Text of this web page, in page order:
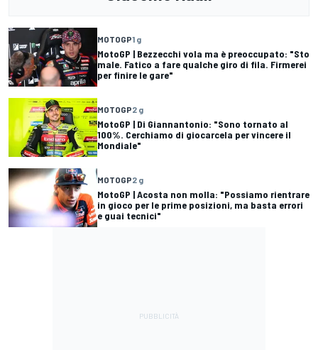
MOTOGP1 g
MotoGP | Bezzecchi vola ma è preoccupato: "Sto
male. Fatico a fare qualche giro di fila. Firmerei
per finire le gare"
MOTOGP2 g
MotoGP | Di Giannantonio: "Sono tornato al
100%. Cerchiamo di giocarcela per vincere il
Mondiale"
MOTOGP2 g
MotoGP | Acosta non molla: "Possiamo rientrare
in gioco per le prime posizioni, ma basta errori
e guai tecnici"